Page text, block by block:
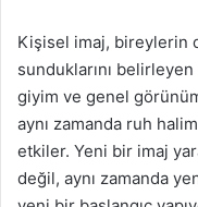
Kişisel imaj, bireylerin
sunduklarını
giyim ve genel
aynı zamanda ruh
etkiler. Yeni bir imaj
değil, aynı zamanda